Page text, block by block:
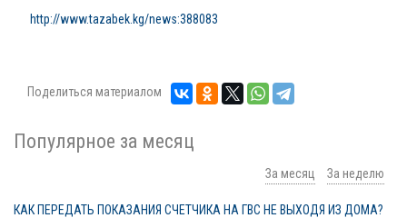
http://www.tazabek.kg/news:388083
Поделиться материалом
Популярное за месяц
За месяц За неделю
КАК ПЕРЕДАТЬ ПОКАЗАНИЯ СЧЕТЧИКА НА ГВС НЕ ВЫХОДЯ ИЗ ДОМА?